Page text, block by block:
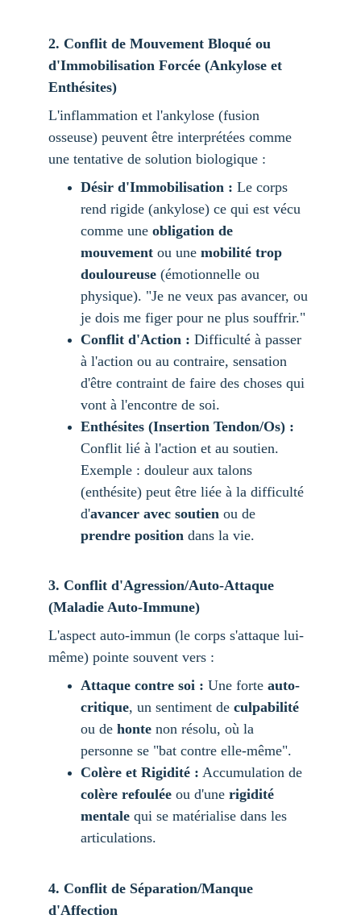
2. Conflit de Mouvement Bloqué ou
d'Immobilisation Forcée (Ankylose et
Enthésites)
L'inflammation et l'ankylose (fusion
osseuse) peuvent être interprétées comme
une tentative de solution biologique :
Désir d'Immobilisation : Le corps
rend rigide (ankylose) ce qui est vécu
comme une obligation de
mouvement ou une mobilité trop
douloureuse (émotionnelle ou
physique). "Je ne veux pas avancer, ou
je dois me figer pour ne plus souffrir."
Conflit d'Action : Difficulté à passer
à l'action ou au contraire, sensation
d'être contraint de faire des choses qui
vont à l'encontre de soi.
Enthésites (Insertion Tendon/Os) :
Conflit lié à l'action et au soutien.
Exemple : douleur aux talons
(enthésite) peut être liée à la difficulté
d'avancer avec soutien ou de
prendre position dans la vie.
3. Conflit d'Agression/Auto-Attaque
(Maladie Auto-Immune)
L'aspect auto-immun (le corps s'attaque lui-
même) pointe souvent vers :
Attaque contre soi : Une forte auto-
critique, un sentiment de culpabilité
ou de honte non résolu, où la
personne se "bat contre elle-même".
Colère et Rigidité : Accumulation de
colère refoulée ou d'une rigidité
mentale qui se matérialise dans les
articulations.
4. Conflit de Séparation/Manque
d'Affection